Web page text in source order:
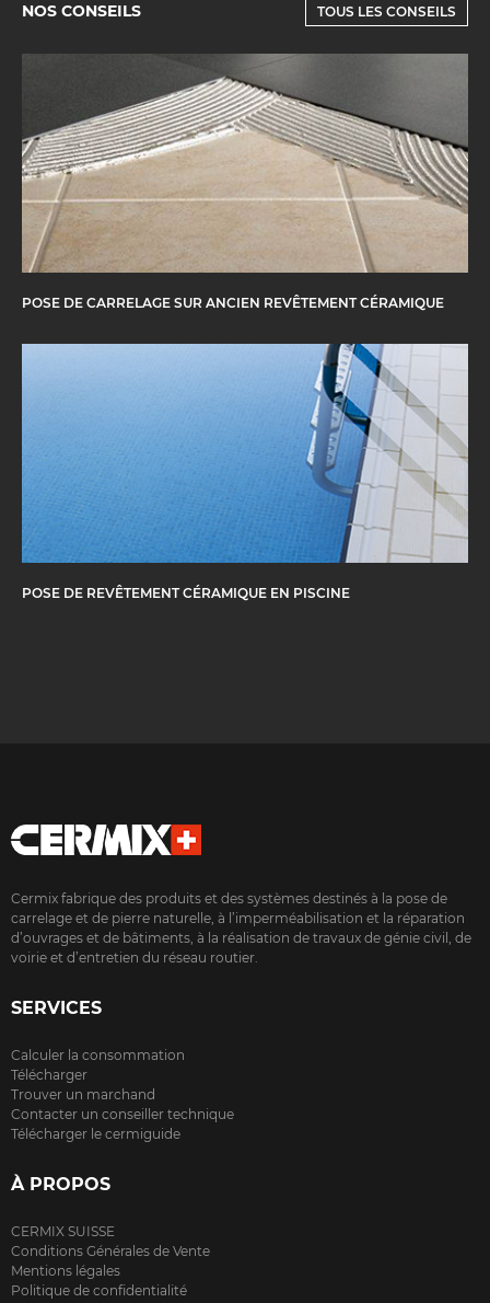
NOS CONSEILS TOUS LES CONSEILS
POSE DE CARRELAGE SUR ANCIEN REVÊTEMENT CÉRAMIQUE
POSE DE REVÊTEMENT CÉRAMIQUE EN PISCINE
Cermix fabrique des produits et des systèmes destinés à la pose de
carrelage et de pierre naturelle, à l’imperméabilisation et la réparation
d’ouvrages et de bâtiments, à la réalisation de travaux de génie civil, de
voirie et d’entretien du réseau routier.
SERVICES
Calculer la consommation
Télécharger
Trouver un marchand
Contacter un conseiller technique
Télécharger le cermiguide
À PROPOS
CERMIX SUISSE
Conditions Générales de Vente
Mentions légales
Politique de confidentialité